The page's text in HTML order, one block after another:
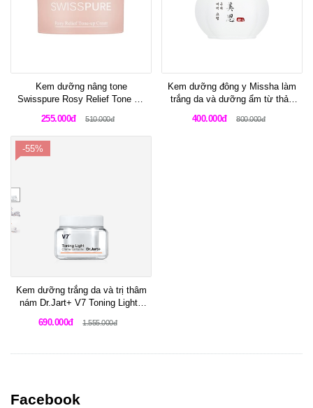
Kem dưỡng nâng tone
Swisspure Rosy Relief Tone Up
255.000đ 510.000đ
Kem dưỡng đông y Missha làm
trắng da và dưỡng ẩm từ thảo
Cream
400.000đ 800.000đ
-55%
Kem dưỡng trắng da và trị thâm
nám Dr.Jart+ V7 Toning Light -
690.000đ 1.555.000đ
Facebook